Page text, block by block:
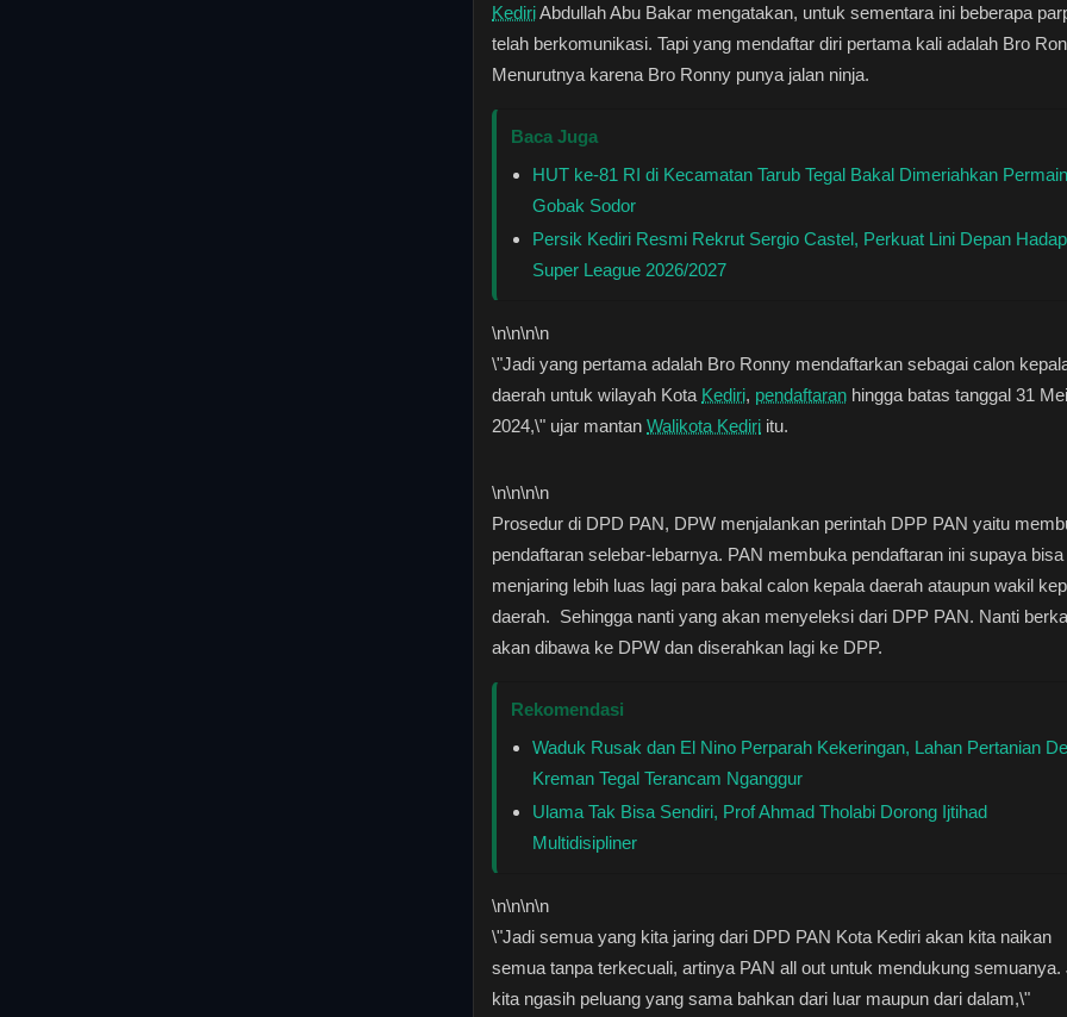
KediriAbdullah Abu Bakar mengatakan, untuk sementara ini beberapa
telah berkomunikasi. Tapi yang mendaftar diri pertama kali adalah Bro
Menurutnya karena Bro Ronny punya jalan ninja.
Baca Juga
HUT ke-81 RI di Kecamatan Tarub Tegal Bakal Dimeriahkan
Gobak Sodor
Persik Kediri Resmi Rekrut Sergio Castel, Perkuat Lini Depan
Super League 2026/2027
\n\n\n\n
\"Jadi yang pertama adalah Bro Ronny mendaftarkan sebagai calon
daerah untuk wilayah Kota Kediri, pendaftaran hingga batas tanggal 31 Mei
2024,\" ujar mantan Walikota Kediri itu.
\n\n\n\n
Prosedur di DPD PAN, DPW menjalankan perintah DPP PAN yaitu
pendaftaran selebar-lebarnya. PAN membuka pendaftaran ini supaya bisa
menjaring lebih luas lagi para bakal calon kepala daerah ataupun wakil
daerah. Sehingga nanti yang akan menyeleksi dari DPP PAN. Nanti
akan dibawa ke DPW dan diserahkan lagi ke DPP.
Rekomendasi
Waduk Rusak dan El Nino Perparah Kekeringan, Lahan Pertanian
Kreman Tegal Terancam Nganggur
Ulama Tak Bisa Sendiri, Prof Ahmad Tholabi Dorong Ijtihad
Multidisipliner
\n\n\n\n
\"Jadi semua yang kita jaring dari DPD PAN Kota Kediri akan kita naikan
semua tanpa terkecuali, artinya PAN all out untuk mendukung semuanya.
kita ngasih peluang yang sama bahkan dari luar maupun dari dalam,\"